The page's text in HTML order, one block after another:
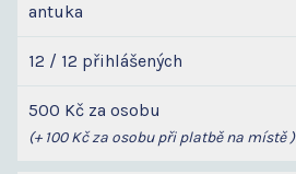
antuka
12 / 12 přihlášených
500 Kč za osobu
(+ 100 Kč za osobu při platbě na místě )